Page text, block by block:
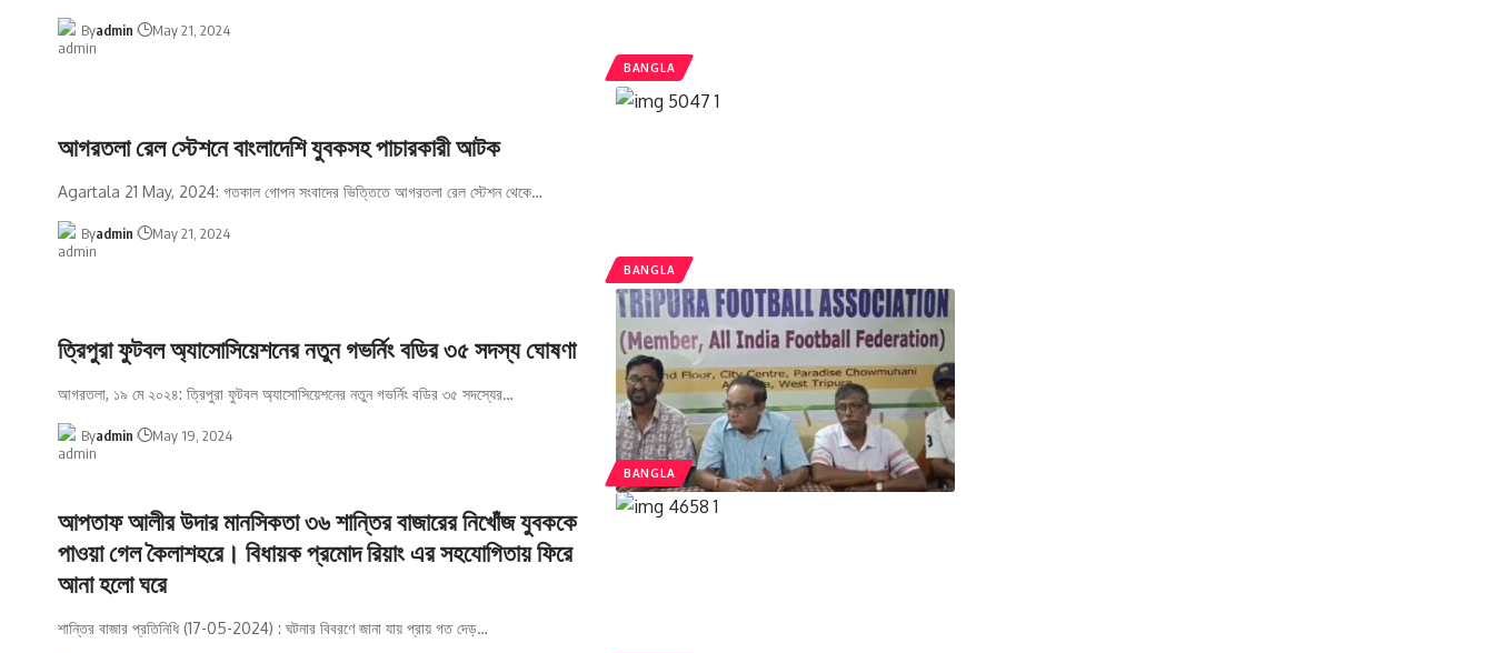
BANGLA
Byadmin May 21, 2024
BANGLA
আগরতলা রেল স্টেশনে বাংলাদেশি যুবকসহ পাচারকারী আটক
Agartala 21 May, 2024: গতকাল গোপন সংবাদের ভিত্তিতে আগরতলা রেল স্টেশন থেকে…
Byadmin May 21, 2024
BANGLA
ত্রিপুরা ফুটবল অ্যাসোসিয়েশনের নতুন গভর্নিং বডির ৩৫ সদস্য ঘোষণা
আগরতলা, ১৯ মে ২০২৪: ত্রিপুরা ফুটবল অ্যাসোসিয়েশনের নতুন গভর্নিং বডির ৩৫ সদস্যের…
Byadmin May 19, 2024
আপতাফ আলীর উদার মানসিকতা ৩৬ শান্তির বাজারের নিখোঁজ যুবককে
পাওয়া গেল কৈলাশহরে। বিধায়ক প্রমোদ রিয়াং এর সহযোগিতায় ফিরে
আনা হলো ঘরে
শান্তির বাজার প্রতিনিধি (17-05-2024) : ঘটনার বিবরণে জানা যায় প্রায় গত দেড়…